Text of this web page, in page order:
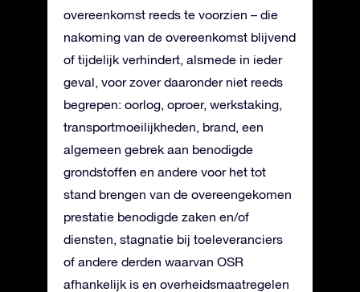
overeenkomst reeds te voorzien – die
nakoming van de overeenkomst blijvend
of tijdelijk verhindert, alsmede in ieder
geval, voor zover daaronder niet reeds
begrepen: oorlog, oproer, werkstaking,
transportmoeilijkheden, brand, een
algemeen gebrek aan benodigde
grondstoffen en andere voor het tot
stand brengen van de overeengekomen
prestatie benodigde zaken en/of
diensten, stagnatie bij toeleveranciers
of andere derden waarvan OSR
afhankelijk is en overheidsmaatregelen